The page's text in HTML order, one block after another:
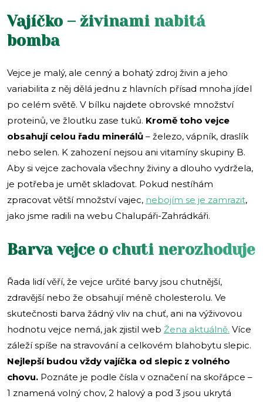
Vajíčko – živinami nabitá
bomba
Vejce je malý, ale cenný a bohatý zdroj živin a jeho
variabilita z něj dělá jednu z hlavních přísad mnoha jídel
po celém světě. V bílku najdete obrovské množství
proteinů, ve žloutku zase tuků. Kromě toho vejce
obsahují celou řadu minerálů – železo, vápník, draslík
nebo selen. K zahození nejsou ani vitamíny skupiny B.
Aby si vejce zachovala všechny živiny a dlouho vydržela,
je potřeba je umět skladovat. Pokud nestíhám
zpracovat větší množství vajec, nebojím se je zamrazit,
jako jsme radili na webu Chalupáři-Zahrádkáři.
Barva vejce o chuti nerozhoduje
Řada lidí věří, že vejce určité barvy jsou chutnější,
zdravější nebo že obsahují méně cholesterolu. Ve
skutečnosti barva žádný vliv na chuť, ani na výživovou
hodnotu vejce nemá, jak zjistil web Žena aktuálně. Více
záleží spíše na stravování a celkovém blahobytu slepic.
Nejlepší budou vždy vajíčka od slepic z volného
chovu. Poznáte je podle čísla v označení na skořápce –
1 znamená volný chov, 2 halový a pod 3 jsou ukrytá